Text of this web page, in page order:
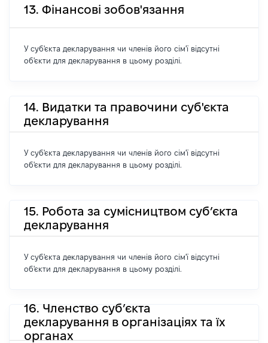
13. Фінансові зобов'язання
У суб'єкта декларування чи членів його сім'ї відсутні
об'єкти для декларування в цьому розділі.
14. Видатки та правочини суб'єкта
декларування
У суб'єкта декларування чи членів його сім'ї відсутні
об'єкти для декларування в цьому розділі.
15. Робота за сумісництвом суб’єкта
декларування
У суб'єкта декларування чи членів його сім'ї відсутні
об'єкти для декларування в цьому розділі.
16. Членство суб’єкта
декларування в організаціях та їх
органах